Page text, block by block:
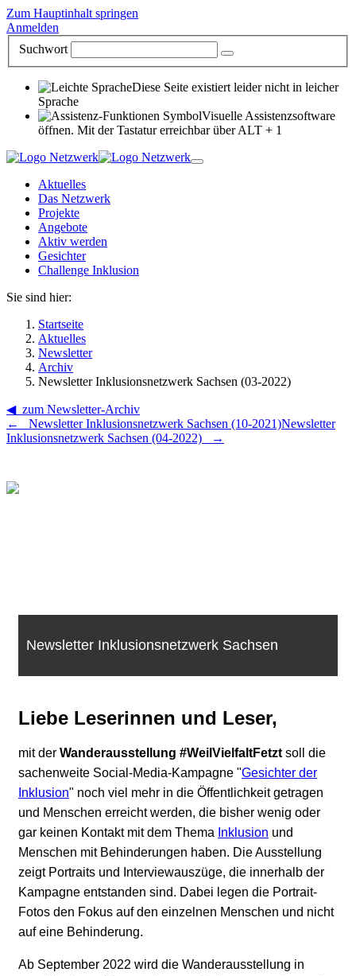
Zum Hauptinhalt springen
Anmelden
Suchwort
Diese Seite existiert leider nicht in leicher
Sprache
Visuelle Assistenzsoftware
öffnen. Mit der Tastatur erreichbar über ALT + 1
Aktuelles
Das Netzwerk
Projekte
Angebote
Aktiv werden
Gesichter
Challenge Inklusion
Sie sind hier:
Startseite
Aktuelles
Newsletter
Archiv
Newsletter Inklusionsnetzwerk Sachsen (03-2022)
◀ zum Newsletter-Archiv
← Newsletter Inklusionsnetzwerk Sachsen (10-2021)Newsletter
Inklusionsnetzwerk Sachsen (04-2022) →
Newsletter Inklusionsnetzwerk Sachsen
Liebe Leserinnen und Leser,
mit der Wanderausstellung #WeilVielfaltFetztsoll die
sachenweite Social-Media-Kampagne "Gesichter der
Inklusion" noch viel mehr in die Öffentlichkeit getragen
und Menschen erreicht werden, die bisher wenig oder
gar keinen Kontakt mit dem Thema Inklusion und
Menschen mit Behinderungen haben. Die Ausstellung
zeigt Portraits und Interviewauszüge, die innerhalb der
Kampagne entstanden sind. Dabei legen die Portrait-
Fotos den Fokus auf den einzelnen Menschen und nicht
auf eine Behinderung.
Ab September 2022 wird die Wanderausstellung in